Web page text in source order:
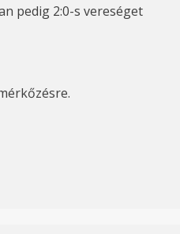
pedig 2:0-s vereséget